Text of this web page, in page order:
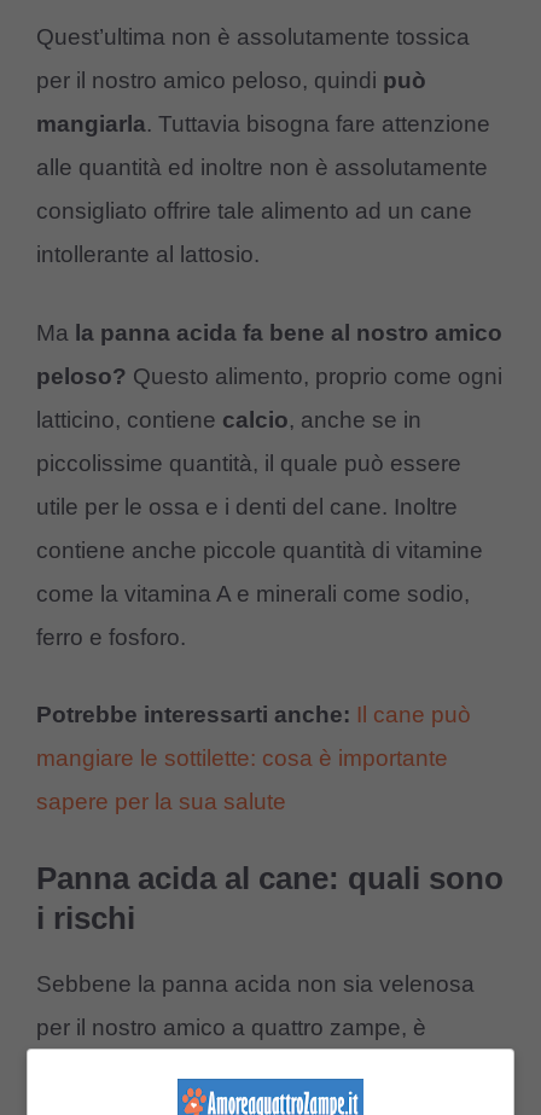
Quest’ultima non è assolutamente tossica
per il nostro amico peloso, quindi può
mangiarla. Tuttavia bisogna fare attenzione
alle quantità ed inoltre non è assolutamente
consigliato offrire tale alimento ad un cane
intollerante al lattosio.
Ma la panna acida fa bene al nostro amico
peloso? Questo alimento, proprio come ogni
latticino, contiene calcio, anche se in
piccolissime quantità, il quale può essere
utile per le ossa e i denti del cane. Inoltre
contiene anche piccole quantità di vitamine
come la vitamina A e minerali come sodio,
ferro e fosforo.
Potrebbe interessarti anche: Il cane può
mangiare le sottilette: cosa è importante
sapere per la sua salute
Panna acida al cane: quali sono
i rischi
Sebbene la panna acida non sia velenosa
per il nostro amico a quattro zampe, è